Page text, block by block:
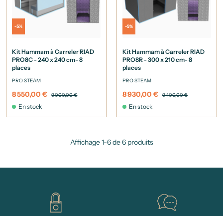
-5%
Kit Hammam à Carreler RIAD
PRO8C - 240 x 240 cm- 8
places
PRO STEAM
8 550,00 € 9 000,00 €
En stock
-5%
Kit Hammam à Carreler RIAD
PRO8R - 300 x 210 cm- 8
places
PRO STEAM
8 930,00 € 9 400,00 €
En stock
Affichage 1-6 de 6 produits